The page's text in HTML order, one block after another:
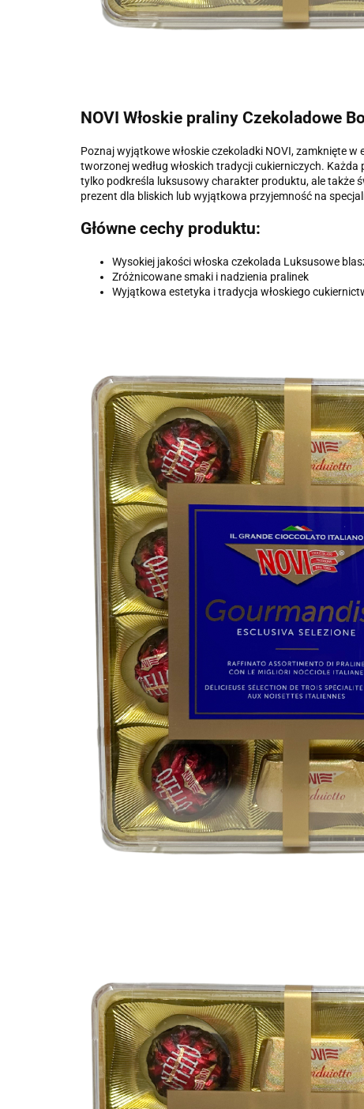
NOVI Włoskie praliny Czekoladowe
Poznaj wyjątkowe włoskie czekoladki NOVI, zamknięte
tworzonej według włoskich tradycji cukierniczych.
tylko podkreśla luksusowy charakter produktu, ale także
prezent dla bliskich lub wyjątkowa przyjemność na
Główne cechy produktu:
Wysokiej jakości włoska czekolada Luksusowe
Zróżnicowane smaki i nadzienia pralinek
Wyjątkowa estetyka i tradycja włoskiego